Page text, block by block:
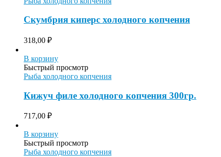
Скумбрия киперс холодного копчения
318,00 ₽
В корзину
Быстрый просмотр
Рыба холодного копчения
Кижуч филе холодного копчения 300гр.
717,00 ₽
В корзину
Быстрый просмотр
Рыба холодного копчения